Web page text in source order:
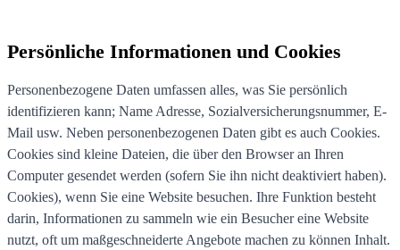
Persönliche Informationen und Cookies
Personenbezogene Daten umfassen alles, was Sie persönlich
identifizieren kann; Name Adresse, Sozialversicherungsnummer, E-
Mail usw. Neben personenbezogenen Daten gibt es auch Cookies.
Cookies sind kleine Dateien, die über den Browser an Ihren
Computer gesendet werden (sofern Sie ihn nicht deaktiviert haben).
Cookies), wenn Sie eine Website besuchen. Ihre Funktion besteht
darin, Informationen zu sammeln wie ein Besucher eine Website
nutzt, oft um maßgeschneiderte Angebote machen zu können Inhalt.